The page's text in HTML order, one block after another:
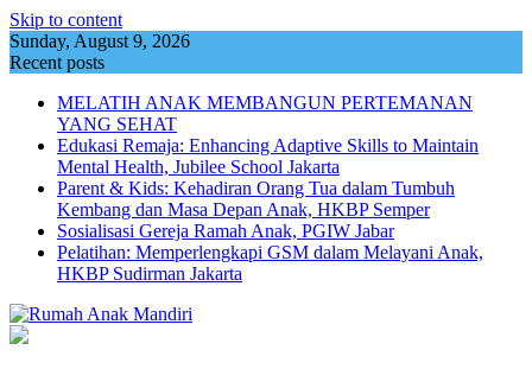
Skip to content
Sunday, August 9, 2026
Recent posts
MELATIH ANAK MEMBANGUN PERTEMANAN
YANG SEHAT
Edukasi Remaja: Enhancing Adaptive Skills to Maintain
Mental Health, Jubilee School Jakarta
Parent & Kids: Kehadiran Orang Tua dalam Tumbuh
Kembang dan Masa Depan Anak, HKBP Semper
Sosialisasi Gereja Ramah Anak, PGIW Jabar
Pelatihan: Memperlengkapi GSM dalam Melayani Anak,
HKBP Sudirman Jakarta